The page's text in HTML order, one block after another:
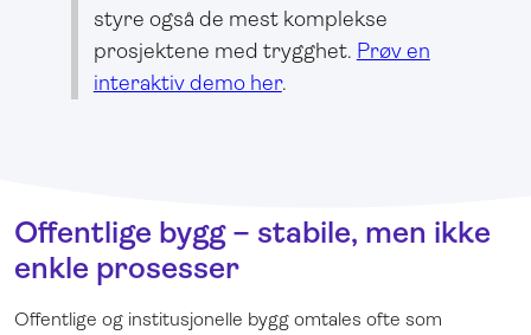
styre også de mest komplekse
prosjektene med trygghet. Prøv en
interaktiv demo her.
Offentlige bygg – stabile, men ikke
enkle prosesser
Offentlige og institusjonelle bygg omtales ofte som